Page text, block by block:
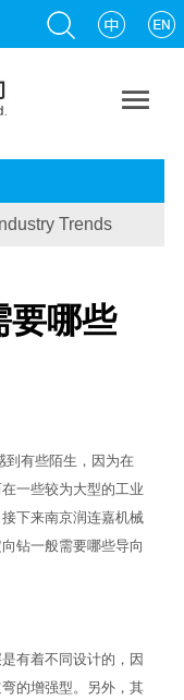

Industry Trends
要哪些
到有些陌生，因为在
一些较为大型的工业
下来南京润连嘉机械
钻一般需要哪些导向
有着不同设计的，因
的增强型。另外，其